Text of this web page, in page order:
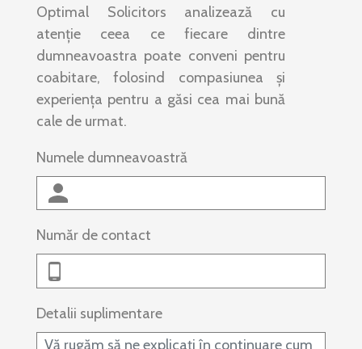
Optimal Solicitors analizează cu
atenție ceea ce fiecare dintre
dumneavoastra poate conveni pentru
coabitare, folosind compasiunea și
experiența pentru a găsi cea mai bună
cale de urmat.
Numele dumneavoastră
Număr de contact
Detalii suplimentare